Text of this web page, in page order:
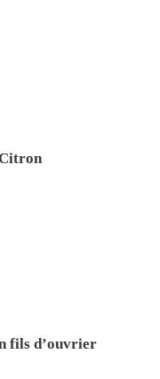
fils d’ouvrier